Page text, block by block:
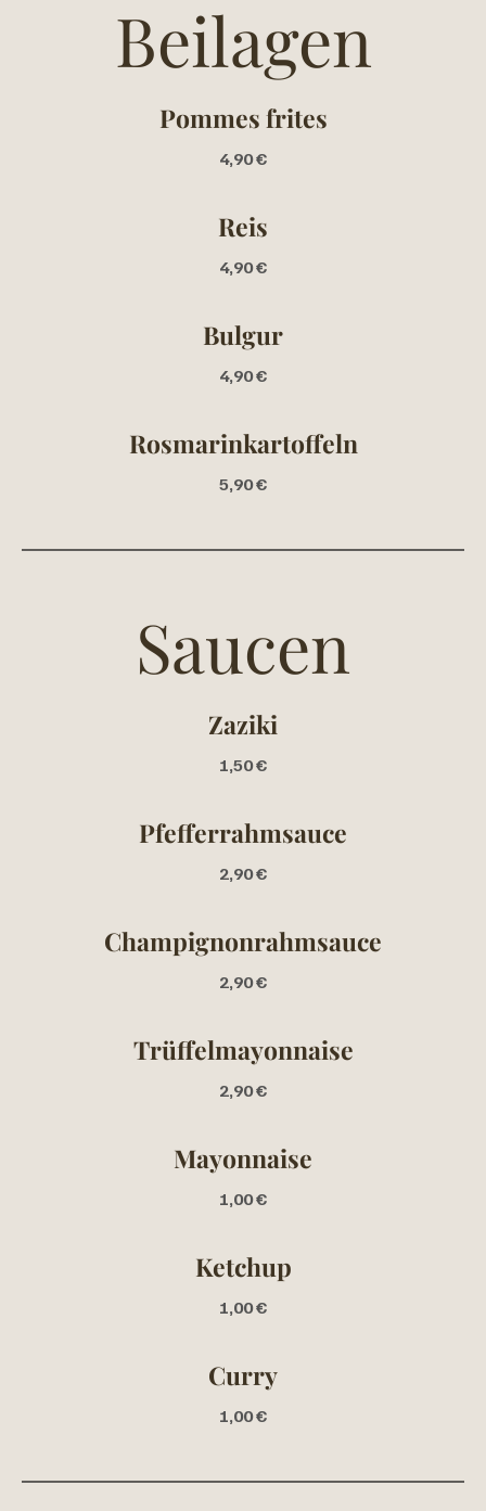
Beilagen
Pommes frites
4,90 €
Reis
4,90 €
Bulgur
4,90 €
Rosmarinkartoffeln
5,90 €
Saucen
Zaziki
1,50 €
Pfefferrahmsauce
2,90 €
Champignonrahmsauce
2,90 €
Trüffelmayonnaise
2,90 €
Mayonnaise
1,00 €
Ketchup
1,00 €
Curry
1,00 €